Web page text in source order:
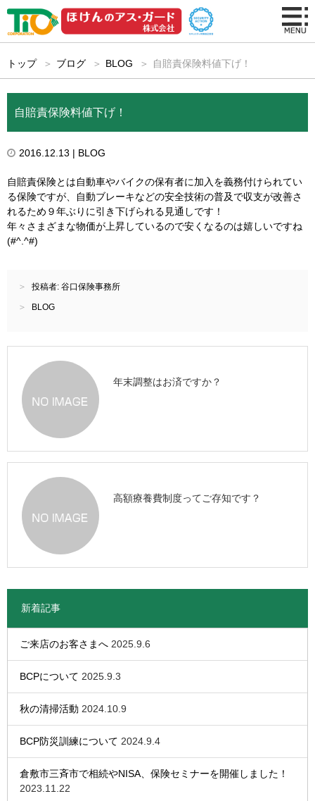
トップ ブログ BLOG 自賠責保険料値下げ！
自賠責保険料値下げ！
2016.12.13 | BLOG
自賠責保険とは自動車やバイクの保有者に加入を義務付けられてい
る保険ですが、自動ブレーキなどの安全技術の普及で収支が改善さ
れるため９年ぶりに引き下げられる見通しです！
年々さまざまな物価が上昇しているので安くなるのは嬉しいですね
(#^.^#)
投稿者: 谷口保険事務所
BLOG
年末調整はお済ですか？
高額療養費制度ってご存知です？
新着記事
ご来店のお客さまへ 2025.9.6
BCPについて 2025.9.3
秋の清掃活動 2024.10.9
BCP防災訓練について 2024.9.4
倉敷市三斉市で相続やNISA、保険セミナーを開催しました！
2023.11.22